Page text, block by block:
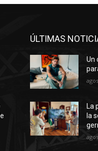
ÚLTIMAS
Un
La
la